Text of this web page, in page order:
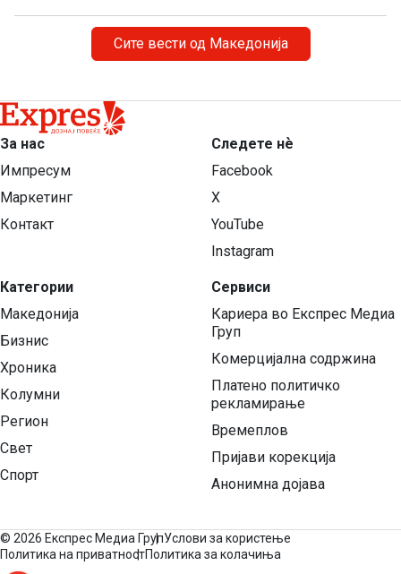
Сите вести од Македонија
За нас
Импресум
Маркетинг
Контакт
Категории
Македонија
Бизнис
Хроника
Колумни
Регион
Свет
Спорт
Следете нѐ
Facebook
X
YouTube
Instagram
Сервиси
Кариера во Експрес Медиа
Груп
Комерцијална содржина
Платено политичко
рекламирање
Времеплов
Пријави корекција
Анонимна дојава
© 2026 Експрес Медиа ГрупУслови за користење
Политика на приватностПолитика за колачиња